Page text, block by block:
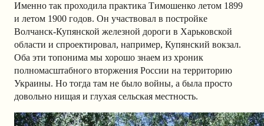
Именно так проходила практика Тимошенко летом 1899
и летом 1900 годов. Он участвовал в постройке
Волчанск-Купянской железной дороги в Харьковской
области и спроектировал, например, Купянский вокзал.
Оба эти топонима мы хорошо знаем из хроник
полномасштабного вторжения России на территорию
Украины. Но тогда там не было войны, а была просто
довольно нищая и глухая сельская местность.